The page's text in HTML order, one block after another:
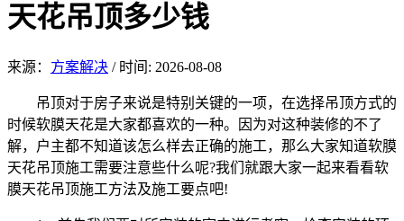
天花吊顶多少钱
来源： 方案解决 / 时间: 2026-08-08
吊顶对于房子来说是特别关键的一项，在选择吊顶方式的
时候软膜天花是大家都喜欢的一种。因为对这种装修的不了
解，户主都不知道该怎么样去正确的施工，那么大家知道软膜
天花吊顶施工需要注意些什么呢?我们就跟大家一起来看看软
膜天花吊顶施工方法及施工要点吧!